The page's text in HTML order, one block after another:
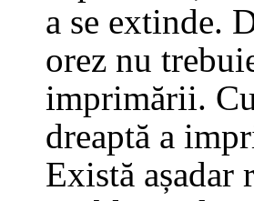
a se extinde.
orez nu
imprimării.
dreaptă a
Există așadar